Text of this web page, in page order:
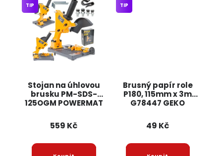
Stojan na úhlovou
brusku PM-SDS-
125OGM POWERMAT
TIP
559 Kč
Brusný papír role
P180, 115mm x 3m
G78447 GEKO
TIP
49 Kč